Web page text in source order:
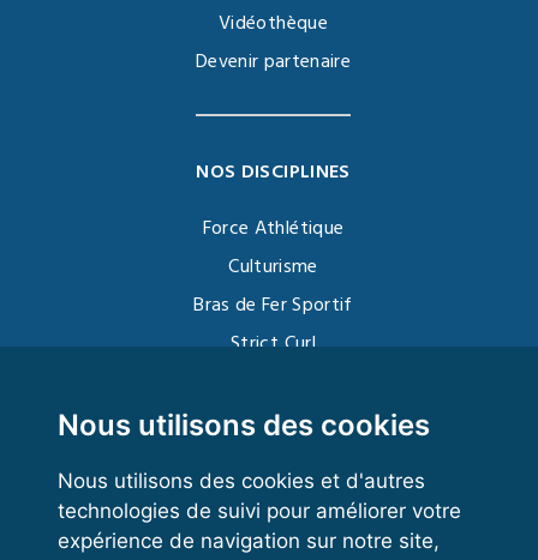
Nous utilisons des cookies
Nous utilisons des cookies et d'autres
technologies de suivi pour améliorer votre
expérience de navigation sur notre site,
Vidéothèque
Devenir partenaire
NOS DISCIPLINES
Force Athlétique
Culturisme
Bras de Fer Sportif
Strict Curl
Kettlebell
VOS ESPACES